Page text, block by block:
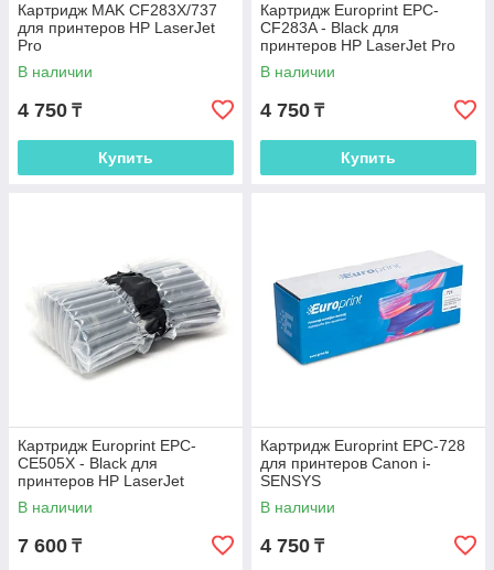
Картридж MAK CF283X/737
для принтеров HP LaserJet
Pro
M125/M126/M127/M128/M201
/M225
В наличии
4 750 ₸
Купить
Картридж Europrint EPC-
CF283A - Black для
принтеров HP LaserJet Pro
M125/M126/M127/M128/M201
/M225
В наличии
4 750 ₸
Купить
Картридж Europrint EPC-
CE505X - Black для
принтеров HP LaserJet
P2035/P2055
В наличии
7 600 ₸
Картридж Europrint EPC-728
для принтеров Canon i-
SENSYS
MF4410/4420/4430/4450/455
0/4570/ 4580/4870
В наличии
4 750 ₸